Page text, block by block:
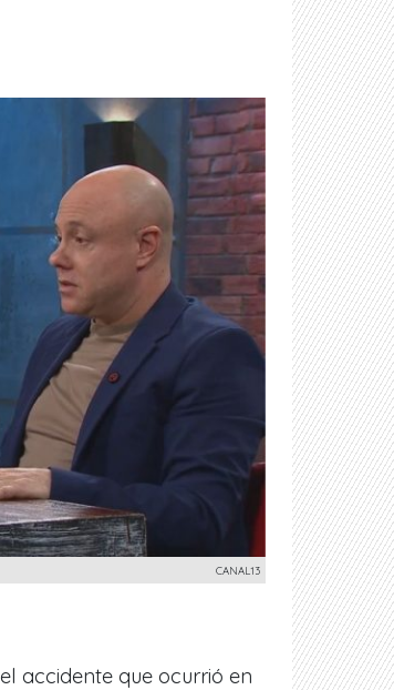
CANAL13
el accidente que ocurrió en